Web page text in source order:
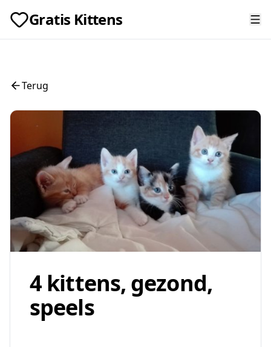
Gratis Kittens
Terug
4 kittens, gezond,
speels